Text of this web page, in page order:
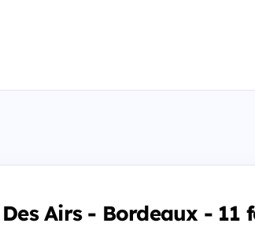
Airs - Bordeaux - 11